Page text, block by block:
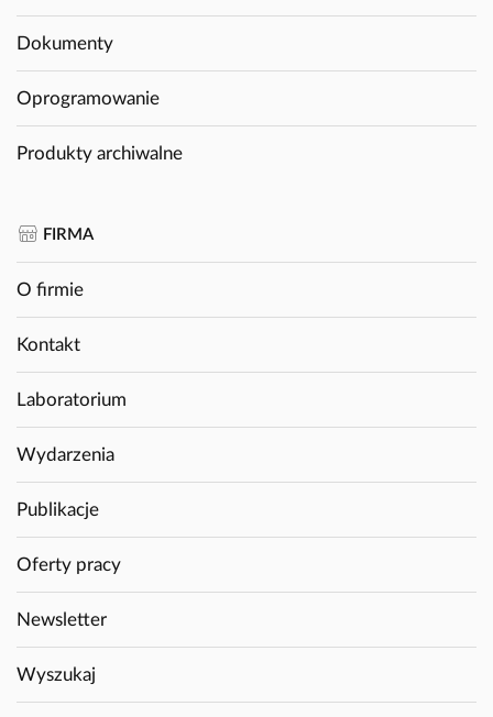
Dokumenty
Oprogramowanie
Produkty archiwalne
FIRMA
O firmie
Kontakt
Laboratorium
Wydarzenia
Publikacje
Oferty pracy
Newsletter
Wyszukaj